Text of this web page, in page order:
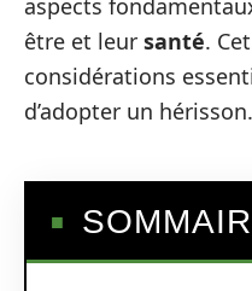
aspects
être et leur santé.
considérations
d’adopter un hérisson.